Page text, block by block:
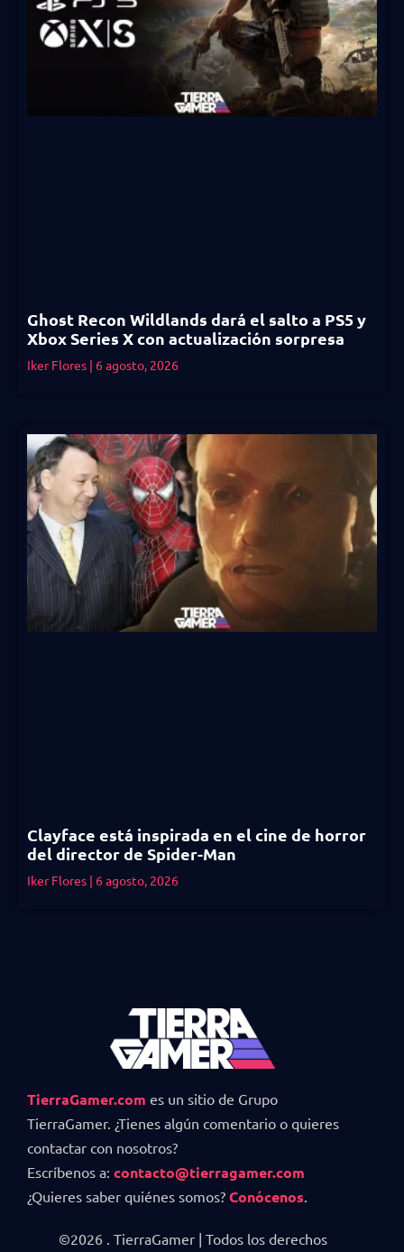
Ghost Recon Wildlands dará el salto a PS5 y
Xbox Series X con actualización sorpresa
Iker Flores 6 agosto, 2026
Clayface está inspirada en el cine de horror
del director de Spider-Man
Iker Flores 6 agosto, 2026
TierraGamer.com es un sitio de Grupo
TierraGamer. ¿Tienes algún comentario o quieres
contactar con nosotros?
Escríbenos a: contacto@tierragamer.com
¿Quieres saber quiénes somos? Conócenos
©2026 . TierraGamer | Todos los derechos